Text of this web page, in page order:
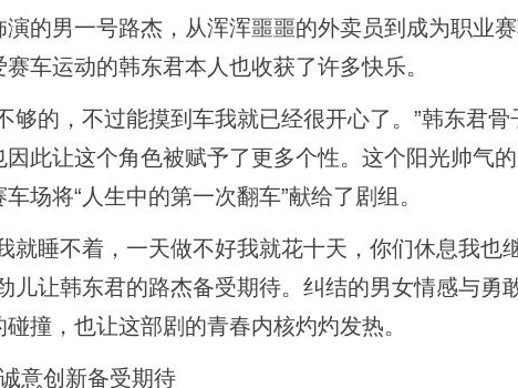
男一号路杰，从浑浑噩噩的外卖员到成为职业赛
车运动的韩东君本人也收获了许多快乐。
的，不过能摸到车我就已经很开心了。”韩东君骨
此让这个角色被赋予了更多个性。这个阳光帅气
场将“人生中的第一次翻车”献给了剧组。
睡不着，一天做不好我就花十天，你们休息我也
儿让韩东君的路杰备受期待。纠结的男女情感与勇
撞，也让这部剧的青春内核灼灼发热。
创新备受期待